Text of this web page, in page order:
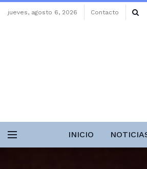
jueves, agosto 6, 2026 Contacto
INICIO